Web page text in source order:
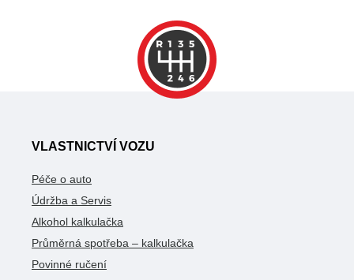
VLASTNICTVÍ VOZU
Péče o auto
Údržba a Servis
Alkohol kalkulačka
Průměrná spotřeba – kalkulačka
Povinné ručení